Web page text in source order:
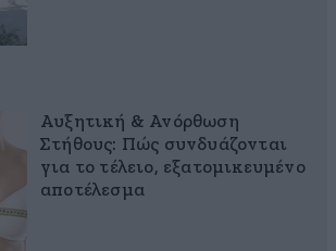
Αυξητική & Ανόρθωση
Στήθους: Πώς συνδυάζονται
για το τέλειο, εξατομικευμένο
αποτέλεσμα